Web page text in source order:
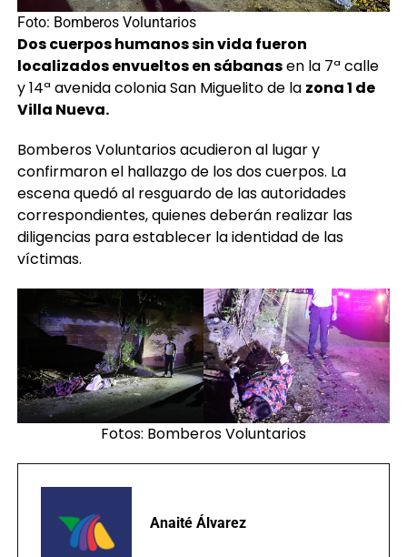
Foto: Bomberos Voluntarios
Dos cuerpos humanos sin vida fueron
localizados envueltos en sábanasen la 7ª calle
y 14ª avenida colonia San Miguelito de la zona 1 de
Villa Nueva.
Bomberos Voluntarios acudieron al lugar y
confirmaron el hallazgo de los dos cuerpos. La
escena quedó al resguardo de las autoridades
correspondientes, quienes deberán realizar las
diligencias para establecer la identidad de las
víctimas.
Fotos: Bomberos Voluntarios
Anaité Álvarez